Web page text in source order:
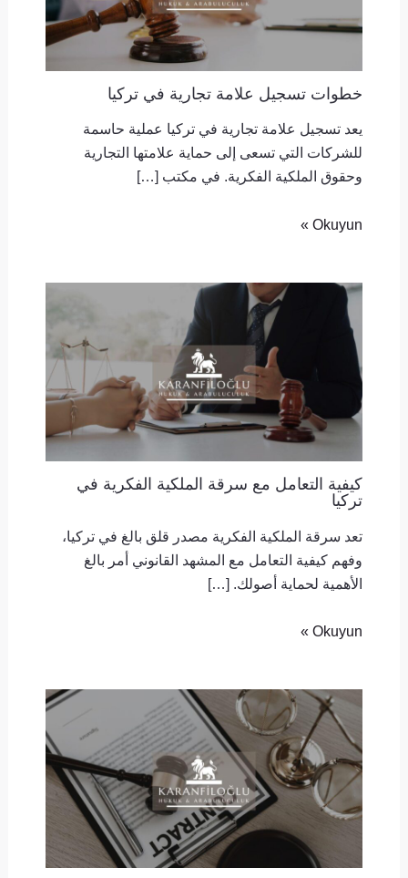
خطوات تسجيل علامة تجارية في تركيا
يعد تسجيل علامة تجارية في تركيا عملية حاسمة
للشركات التي تسعى إلى حماية علامتها التجارية
وحقوق الملكية الفكرية. في مكتب […]
Okuyun »
كيفية التعامل مع سرقة الملكية الفكرية في
تركيا
تعد سرقة الملكية الفكرية مصدر قلق بالغ في تركيا،
وفهم كيفية التعامل مع المشهد القانوني أمر بالغ
الأهمية لحماية أصولك. […]
Okuyun »